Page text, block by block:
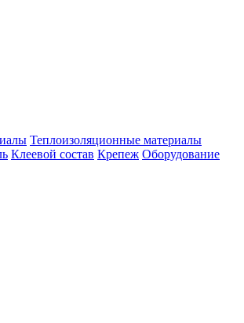
Теплоизоляционные материалы
Клеевой состав Крепеж Оборудование